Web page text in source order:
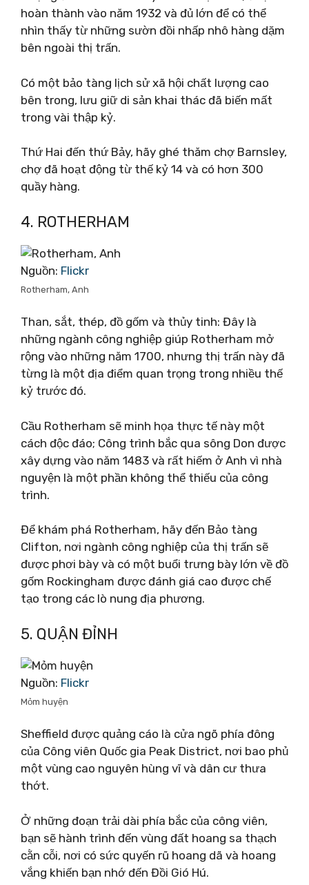
hoàn thành vào năm 1932 và đủ lớn để có thể
nhìn thấy từ những sườn đồi nhấp nhô hàng dặm
bên ngoài thị trấn.
Có một bảo tàng lịch sử xã hội chất lượng cao
bên trong, lưu giữ di sản khai thác đã biến mất
trong vài thập kỷ.
Thứ Hai đến thứ Bảy, hãy ghé thăm chợ Barnsley,
chợ đã hoạt động từ thế kỷ 14 và có hơn 300
quầy hàng.
4. ROTHERHAM
Nguồn: Flickr
Rotherham, Anh
Than, sắt, thép, đồ gốm và thủy tinh: Đây là
những ngành công nghiệp giúp Rotherham mở
rộng vào những năm 1700, nhưng thị trấn này đã
từng là một địa điểm quan trọng trong nhiều thế
kỷ trước đó.
Cầu Rotherham sẽ minh họa thực tế này một
cách độc đáo; Công trình bắc qua sông Don được
xây dựng vào năm 1483 và rất hiếm ở Anh vì nhà
nguyện là một phần không thể thiếu của công
trình.
Để khám phá Rotherham, hãy đến Bảo tàng
Clifton, nơi ngành công nghiệp của thị trấn sẽ
được phơi bày và có một buổi trưng bày lớn về đồ
gốm Rockingham được đánh giá cao được chế
tạo trong các lò nung địa phương.
5. QUẬN ĐỈNH
Nguồn: Flickr
Mỏm huyện
Sheffield được quảng cáo là cửa ngõ phía đông
của Công viên Quốc gia Peak District, nơi bao phủ
một vùng cao nguyên hùng vĩ và dân cư thưa
thớt.
Ở những đoạn trải dài phía bắc của công viên,
bạn sẽ hành trình đến vùng đất hoang sa thạch
cằn cỗi, nơi có sức quyến rũ hoang dã và hoang
vắng khiến bạn nhớ đến Đồi Gió Hú.